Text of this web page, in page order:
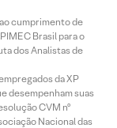
cumprimento de
Brasil para o
dos Analistas de
da XP
desempenham suas
CVM nº
Nacional das